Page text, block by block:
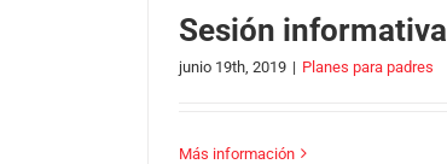
Sesión informativa
junio 19th, 2019 | Planes para padres
Más información